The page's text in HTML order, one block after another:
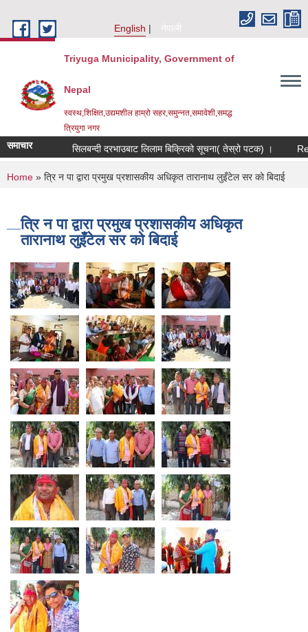
English
नेपाली
Triyuga Municipality, Government of
Nepal
स्वस्थ,शिक्षित,उद्यमशील हाम्रो सहर,समुन्नत,समावेशी,समद्ध
त्रियुगा नगर
समाचार सिलबन्दी दरभाउबाट लिलाम बिक्रिको सूचना( तेस्रो पटक) ।
You are here
Home » त्रि न पा द्वारा प्रमुख प्रशासकीय अधिकृत तारानाथ लुइँटेल सर को बिदाई
त्रि न पा द्वारा प्रमुख प्रशासकीय अधिकृत
तारानाथ लुइँटेल सर को बिदाई